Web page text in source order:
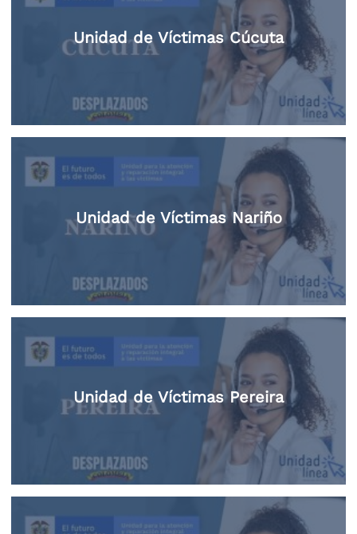
Unidad de Víctimas Cúcuta
Unidad de Víctimas Nariño
Unidad de Víctimas Pereira